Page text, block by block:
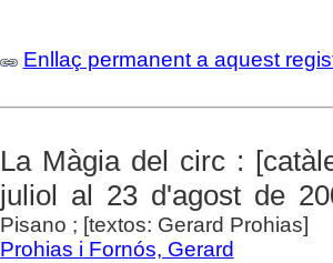
Enllaç permanent a aquest
La Màgia del circ :
juliol al 23 d'agost de
Pisano ; [textos: Gerard Prohias]
Prohias i Fornós, Gerard